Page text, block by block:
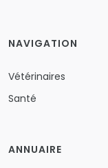
NAVIGATION
Vétérinaires
Santé
ANNUAIRE